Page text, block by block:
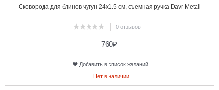
Сковорода для блинов чугун 24х1.5 см, съемная ручка Davr Metall
0 отзывов
760₽
Добавить в список желаний
Нет в наличии